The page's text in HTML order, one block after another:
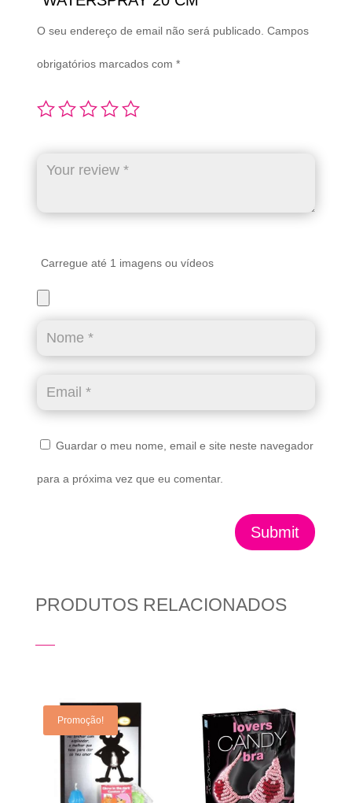
O seu endereço de email não será publicado. Campos
obrigatórios marcados com *
Carregue até 1 imagens ou vídeos
Guardar o meu nome, email e site neste navegador
para a próxima vez que eu comentar.
Submit
PRODUTOS RELACIONADOS
Promoção!